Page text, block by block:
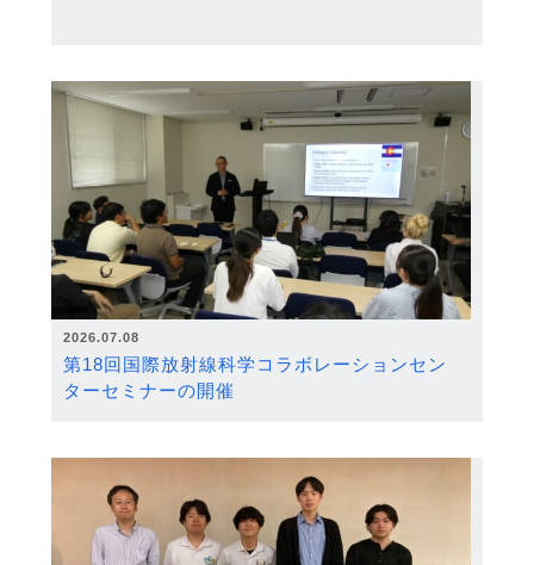
2026.07.08
第18回国際放射線科学コラボレーションセン
ターセミナーの開催